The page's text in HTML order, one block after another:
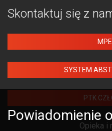
Skontaktuj się z
SYSTEM
PTK
Opieka i
Powiadomienie